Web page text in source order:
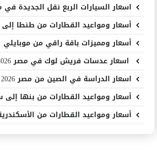
اسعار السيارات الربع نقل الجديدة في مصر
أسعار ومواعيد القطارات من طنطا إلى
أسعار ومميزات باقة راقي من موبايلي
اسعار عدسات فريش لوك في مصر 2026
اسعار الدراسة في الصين من مصر 2026
أسعار ومواعيد القطارات من بنها إلى
أسعار ومواعيد القطارات من الأسكندرية